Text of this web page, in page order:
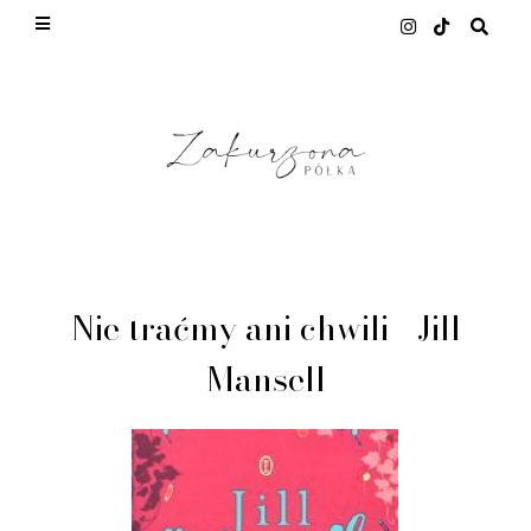
Nie traćmy ani chwili - Jill
Mansell
This site uses cookies from Google to deliver its
quality of service, generate usage statistics, and
to detect and address abuse.
LEARN MORE